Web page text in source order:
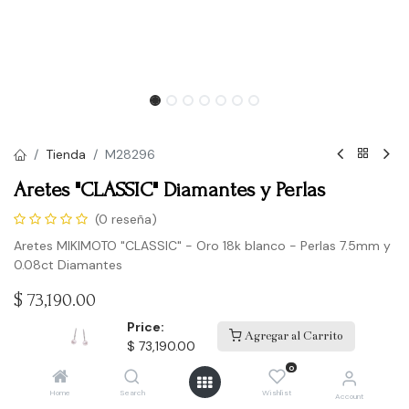
Price:
$ 73,190.00
Agregar al Carrito
Home Search
0
Wishlist Account
Tienda M28296
Aretes "CLASSIC" Diamantes y Perlas
(0 reseña)
Aretes MIKIMOTO "CLASSIC" - Oro 18k blanco - Perlas 7.5mm y
0.08ct Diamantes
$ 73,190.00